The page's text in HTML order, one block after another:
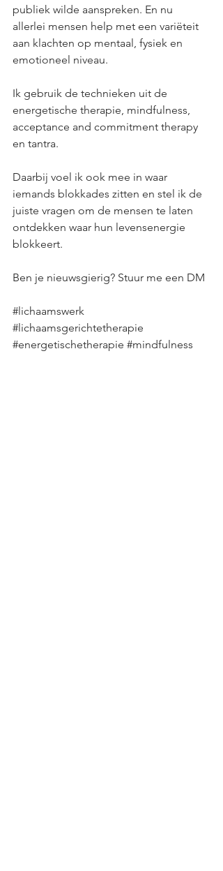
publiek wilde aanspreken. En nu
allerlei mensen help met een variëteit
aan klachten op mentaal, fysiek en
emotioneel niveau.
Ik gebruik de technieken uit de
energetische therapie, mindfulness,
acceptance and commitment therapy
en tantra.
Daarbij voel ik ook mee in waar
iemands blokkades zitten en stel ik de
juiste vragen om de mensen te laten
ontdekken waar hun levensenergie
blokkeert.
Ben je nieuwsgierig? Stuur me een DM
#lichaamswerk
#lichaamsgerichtetherapie
#energetischetherapie #mindfulness